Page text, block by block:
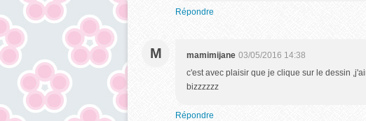
Répondre
M mamimijane 03/05/2016 14:38
c'est avec plaisir que je clique sur le dessin
bizzzzzz
Répondre